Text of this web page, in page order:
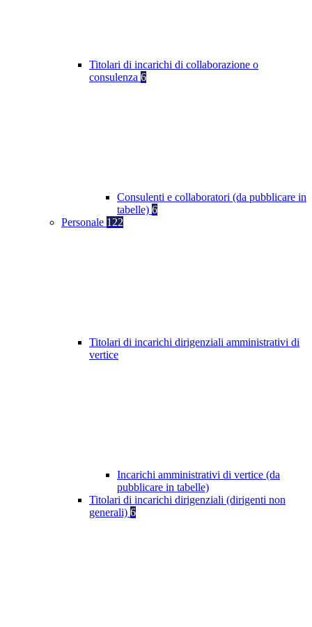
Titolari di incarichi di collaborazione o
consulenza 6
Consulenti e collaboratori (da pubblicare in
tabelle) 6
Personale 122
Titolari di incarichi dirigenziali amministrativi di
vertice
Incarichi amministrativi di vertice (da
pubblicare in tabelle)
Titolari di incarichi dirigenziali (dirigenti non
generali) 6